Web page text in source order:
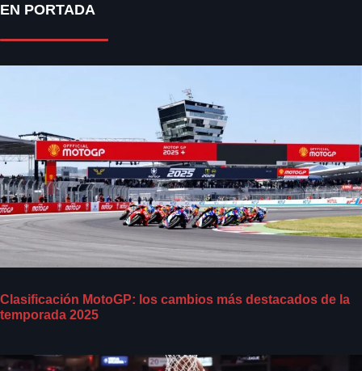
EN PORTADA
Clasificación MotoGP: los cambios más destacados de la
temporada 2025